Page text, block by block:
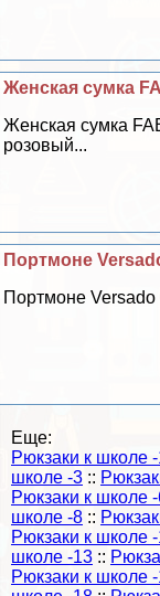
Женская сумка
Женская сумка
розовый...
Портмоне
Портмоне Versado
Еще:
Рюкзаки к школе -
школе -3 ::
Рюкзаки к школе
школе -8 ::
Рюкзаки к школе -
школе -13 ::
Рюкзаки к школе